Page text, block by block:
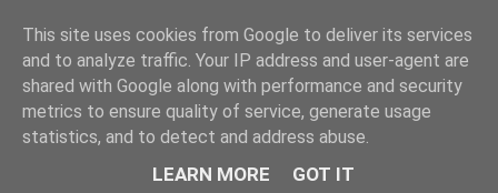
This site uses cookies from Google to deliver its services
and to analyze traffic. Your IP address and user-agent are
shared with Google along with performance and security
metrics to ensure quality of service, generate usage
statistics, and to detect and address abuse.
LEARN MORE GOT IT